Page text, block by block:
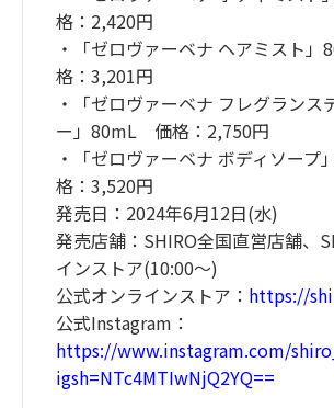
格：2,420円
・「ゼロヴァーベナ ヘアミスト
格：3,201円
・「ゼロヴァーベナ フレグランス
ー」80mL 価格：2,750円
・「ゼロヴァーベナ ボディソー
格：3,520円
発売日：2024年6月12日(水)
発売店舗：SHIRO全国直営店舗、
インストア(10:00～)
公式オンラインストア： https://
公式Instagram：
https://www.instagram.com/
igsh=NTc4MTIwNjQ2YQ==